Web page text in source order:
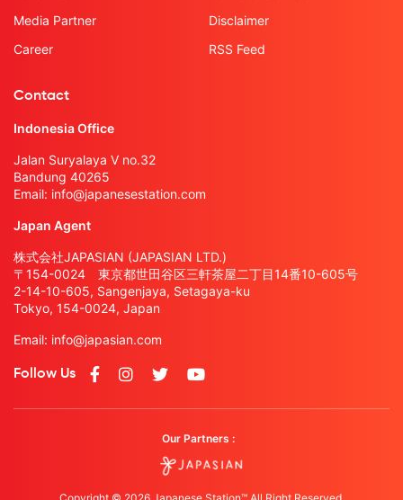
Media Partner
Career
Disclaimer
RSS Feed
Contact
Indonesia Office
Jalan Suryalaya V no.32
Bandung 40265
Email: info@japanesestation.com
Japan Agent
株式会社JAPASIAN (JAPASIAN LTD.)
〒154-0024 東京都世田谷区三軒茶屋二丁目14番10-605号
2-14-10-605, Sangenjaya, Setagaya-ku
Tokyo, 154-0024, Japan
Email: info@japasian.com
Follow Us
Our Partners :